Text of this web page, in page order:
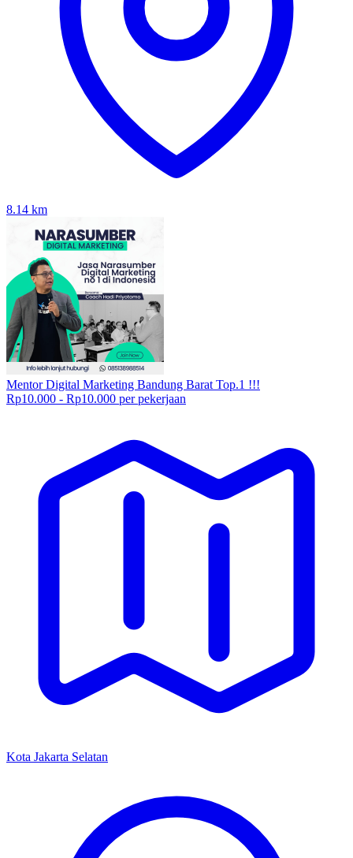
8.14 km
Mentor Digital Marketing Bandung Barat Top.1 !!!
Rp10.000 - Rp10.000 per pekerjaan
Kota Jakarta Selatan